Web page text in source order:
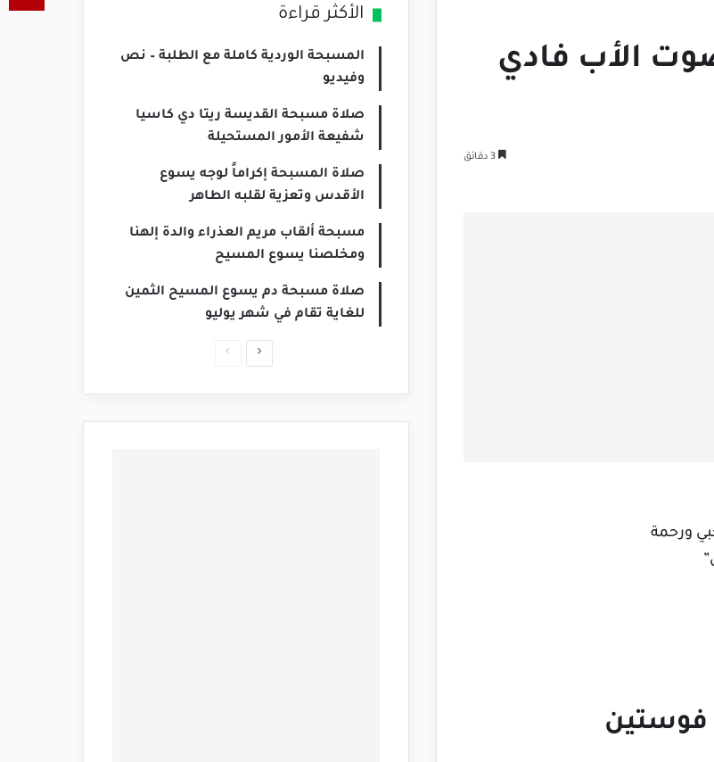
الأب فادي
ورحمة
فوستين
الأكثر قراءة
المسبحة الوردية كاملة مع الطلبة – نص
وفيديو
صلاة مسبحة القديسة ريتا دي كاسيا
شفيعة الأمور المستحيلة
صلاة المسبحة إكراماً لوجه يسوع
الأقدس وتعزية لقلبه الطاهر
مسبحة ألقاب مريم العذراء والدة إلهنا
ومخلصنا يسوع المسيح
صلاة مسبحة دم يسوع المسيح الثمين
للغاية تقام في شهر يوليو
الصفحةالصفحة